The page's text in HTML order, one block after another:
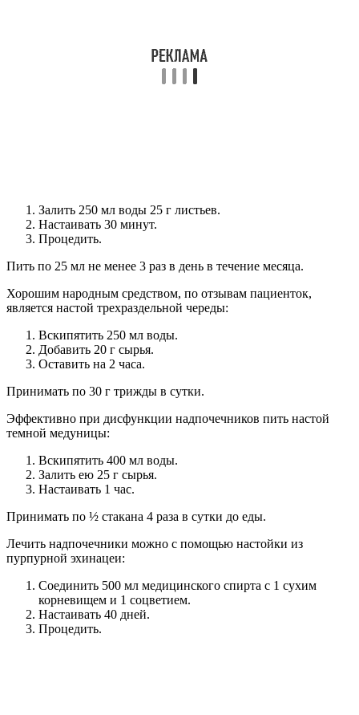
Залить 250 мл воды 25 г листьев.
Настаивать 30 минут.
Процедить.
Пить по 25 мл не менее 3 раз в день в течение месяца.
Хорошим народным средством, по отзывам пациенток,
является настой трехраздельной череды:
Вскипятить 250 мл воды.
Добавить 20 г сырья.
Оставить на 2 часа.
Принимать по 30 г трижды в сутки.
Эффективно при дисфункции надпочечников пить настой
темной медуницы:
Вскипятить 400 мл воды.
Залить ею 25 г сырья.
Настаивать 1 час.
Принимать по ½ стакана 4 раза в сутки до еды.
Лечить надпочечники можно с помощью настойки из
пурпурной эхинацеи:
Соединить 500 мл медицинского спирта с 1 сухим
корневищем и 1 соцветием.
Настаивать 40 дней.
Процедить.